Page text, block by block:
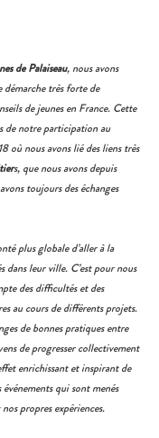
de Palaiseau, nous avons
démarche très forte de
de jeunes en France. Cette
de notre participation au
où nous avons lié des liens très
s, que nous avons depuis
toujours des échanges
plus globale d’aller à la
dans leur ville. C’est pour nous
des difficultés et des
au cours de différents projets.
de bonnes pratiques entre
de progresser collectivement
enrichissant et inspirant de
qui sont menés
propres expériences.